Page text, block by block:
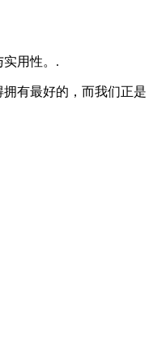
用性。.
有最好的，而我们正是